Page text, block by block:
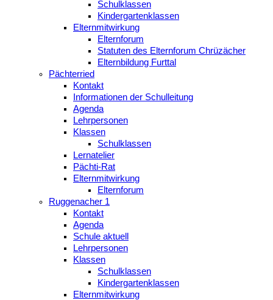
Schulklassen
Kindergartenklassen
Elternmitwirkung
Elternforum
Statuten des Elternforum Chrüzächer
Elternbildung Furttal
Pächterried
Kontakt
Informationen der Schulleitung
Agenda
Lehrpersonen
Klassen
Schulklassen
Lernatelier
Pächti-Rat
Elternmitwirkung
Elternforum
Ruggenacher 1
Kontakt
Agenda
Schule aktuell
Lehrpersonen
Klassen
Schulklassen
Kindergartenklassen
Elternmitwirkung